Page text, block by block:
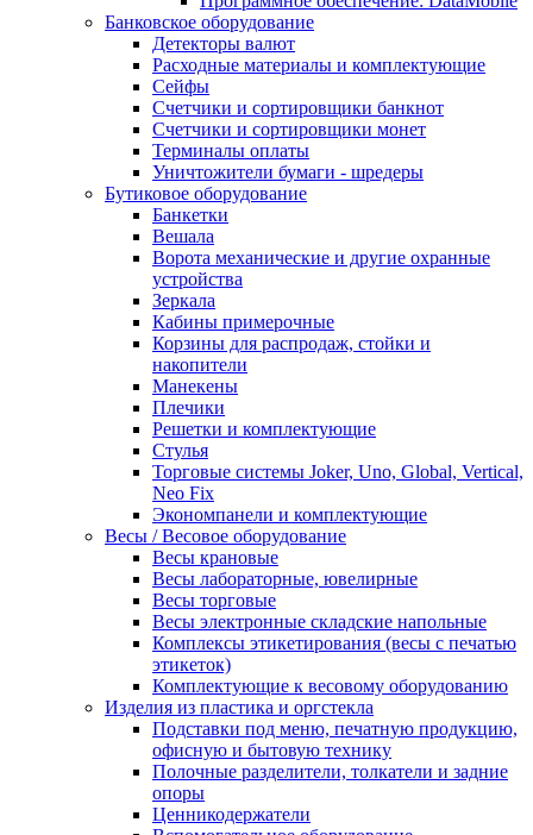
Банковское оборудование
Детекторы валют
Расходные материалы и комплектующие
Сейфы
Счетчики и сортировщики банкнот
Счетчики и сортировщики монет
Терминалы оплаты
Уничтожители бумаги - шредеры
Бутиковое оборудование
Банкетки
Вешала
Ворота механические и другие охранные
устройства
Зеркала
Кабины примерочные
Корзины для распродаж, стойки и
накопители
Манекены
Плечики
Решетки и комплектующие
Стулья
Торговые системы Joker, Uno, Global, Vertical,
Neo Fix
Экономпанели и комплектующие
Весы / Весовое оборудование
Весы крановые
Весы лабораторные, ювелирные
Весы торговые
Весы электронные складские напольные
Комплексы этикетирования (весы с печатью
этикеток)
Комплектующие к весовому оборудованию
Изделия из пластика и оргстекла
Подставки под меню, печатную продукцию,
офисную и бытовую технику
Полочные разделители, толкатели и задние
опоры
Ценникодержатели